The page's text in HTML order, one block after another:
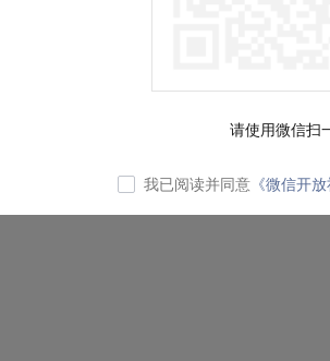
请使用微信扫
我已阅读并同意 《微信开